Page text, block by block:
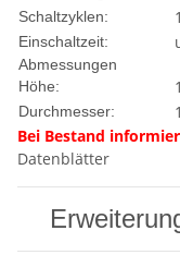
Schaltzyklen:
Einschaltzeit:
Abmessungen
Höhe:
Durchmesser:
Bei Bestand
Datenblätter